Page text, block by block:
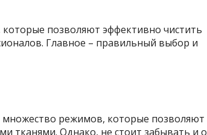
позволяют эффективно чистить
Главное – правильный выбор и
режимов, которые позволяют
тканями. Однако, не стоит забывать и о